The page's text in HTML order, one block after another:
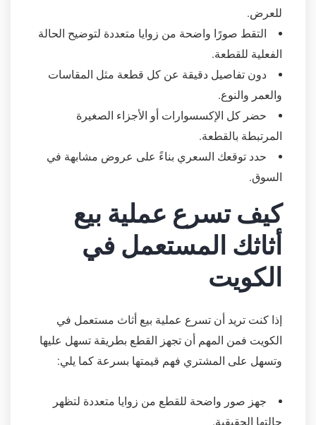
للعرض.
التقط صورًا واضحة من زوايا متعددة لتوضيح الحالة
الفعلية للقطعة.
دون تفاصيل دقيقة عن كل قطعة مثل المقاسات
والعمر والنوع.
حضر كل الإكسسوارات أو الأجزاء الصغيرة
المرتبطة بالقطعة.
حدد توقعك السعري بناءً على عروض مشابهة في
السوق.
كيف تسرع عملية بيع
أثاثك المستعمل في
الكويت
إذا كنت تريد أن تسرع عملية بيع أثاث مستعمل في
الكويت فمن المهم أن تجهز القطع بطريقة تسهل عليها
وتسهل على المشتري فهم قيمتها بسرعة كما يلي:
جهز صور واضحة للقطع من زوايا متعددة لتظهر
حالتها الحقيقية.